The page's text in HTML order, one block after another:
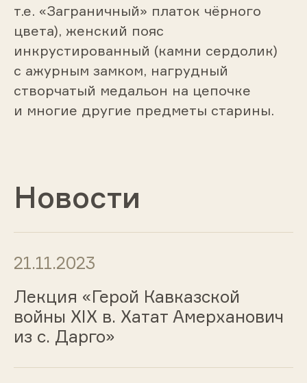
т.е. «Заграничный» платок чёрного
цвета), женский пояс
инкрустированный (камни сердолик)
с ажурным замком, нагрудный
створчатый медальон на цепочке
и многие другие предметы старины.
Новости
21.11.2023
Лекция «Герой Кавказской
войны XIX в. Хатат Амерханович
из с. Дарго»